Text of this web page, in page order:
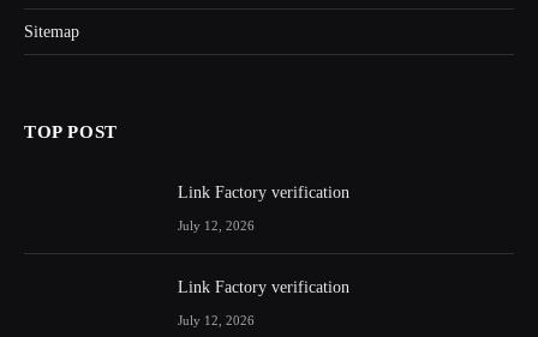
Sitemap
TOP POST
Link Factory verification
July 12, 2026
Link Factory verification
July 12, 2026